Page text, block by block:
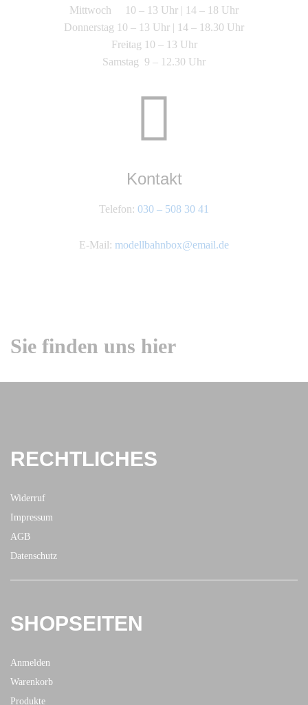
Mittwoch 10 – 13 Uhr | 14 – 18 Uhr
Donnerstag 10 – 13 Uhr | 14 – 18.30 Uhr
Freitag 10 – 13 Uhr
Samstag 9 – 12.30 Uhr
Kontakt
Telefon: 030 – 508 30 41
E-Mail: modellbahnbox@email.de
Sie finden uns hier
RECHTLICHES
Widerruf
Impressum
AGB
Datenschutz
SHOPSEITEN
Anmelden
Warenkorb
Produkte